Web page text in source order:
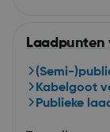
(Semi-
Kabelgoot
Publieke